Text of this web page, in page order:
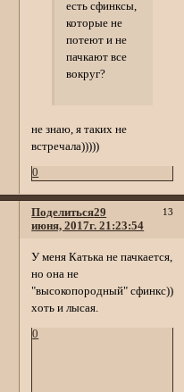
есть сфинксы,
которые не
потеют и не
пачкают все
вокруг?
не знаю, я таких не
встречала)))))
0
Поделиться 13
29
июня, 2017г. 21:23:54
У меня Катька не пачкается,
но она не
"высокопородный" сфинкс))
хоть и лысая.
0